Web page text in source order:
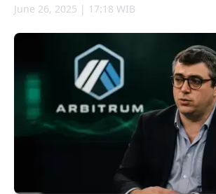
June 26, 2025 | 17:18 WIB